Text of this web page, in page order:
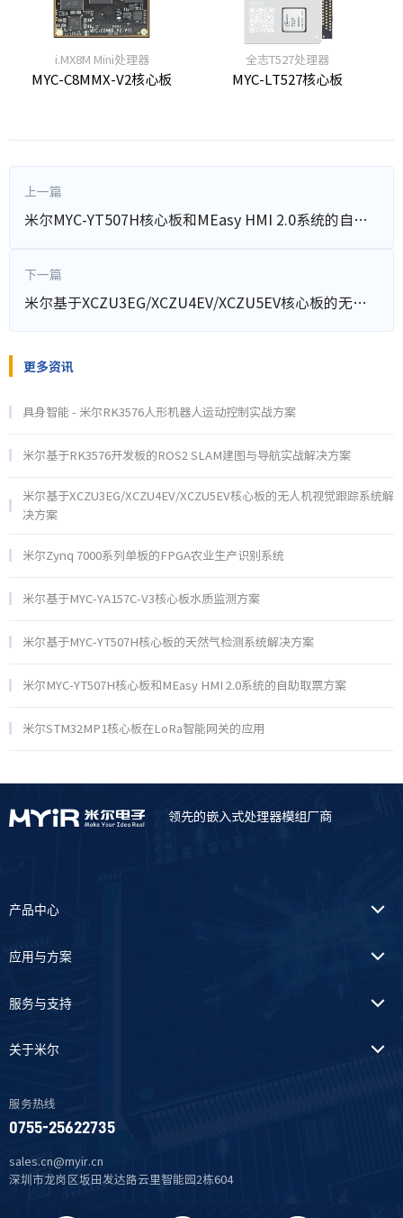
i.MX8M Mini处理器
MYC-C8MMX-V2核心板
全志T527处理器
MYC-LT527核心板
上一篇
米尔MYC-YT507H核心板和MEasy HMI 2.0系统的自助取票方案
下一篇
米尔基于XCZU3EG/XCZU4EV/XCZU5EV核心板的无人机视觉跟踪系统解决方案
更多资讯
具身智能 - 米尔RK3576人形机器人运动控制实战方案
米尔基于RK3576开发板的ROS2 SLAM建图与导航实战解决方案
米尔基于XCZU3EG/XCZU4EV/XCZU5EV核心板的无人机视觉跟踪系统解
决方案
米尔Zynq 7000系列单板的FPGA农业生产识别系统
米尔基于MYC-YA157C-V3核心板水质监测方案
米尔基于MYC-YT507H核心板的天然气检测系统解决方案
米尔MYC-YT507H核心板和MEasy HMI 2.0系统的自助取票方案
米尔STM32MP1核心板在LoRa智能网关的应用
领先的嵌入式处理器模组厂商
产品中心
应用与方案
服务与支持
关于米尔
服务热线
0755-25622735
sales.cn@myir.cn
深圳市龙岗区坂田发达路云里智能园2栋604